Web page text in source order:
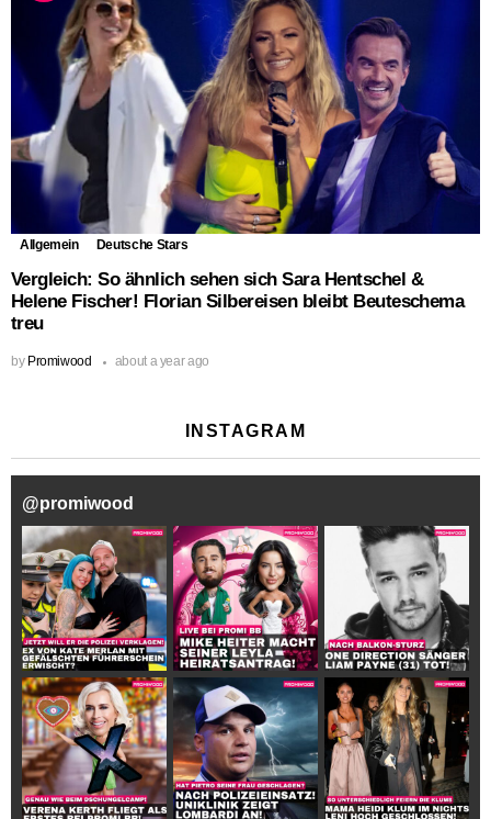
Allgemein Deutsche Stars
Vergleich: So ähnlich sehen sich Sara Hentschel &
Helene Fischer! Florian Silbereisen bleibt Beuteschema
treu
by Promiwood about a year ago
INSTAGRAM
@promiwood